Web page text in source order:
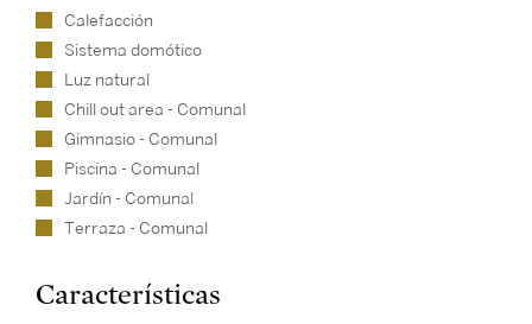
Calefacción
Sistema domótico
Luz natural
Chill out area - Comunal
Gimnasio - Comunal
Piscina - Comunal
Jardín - Comunal
Terraza - Comunal
Características